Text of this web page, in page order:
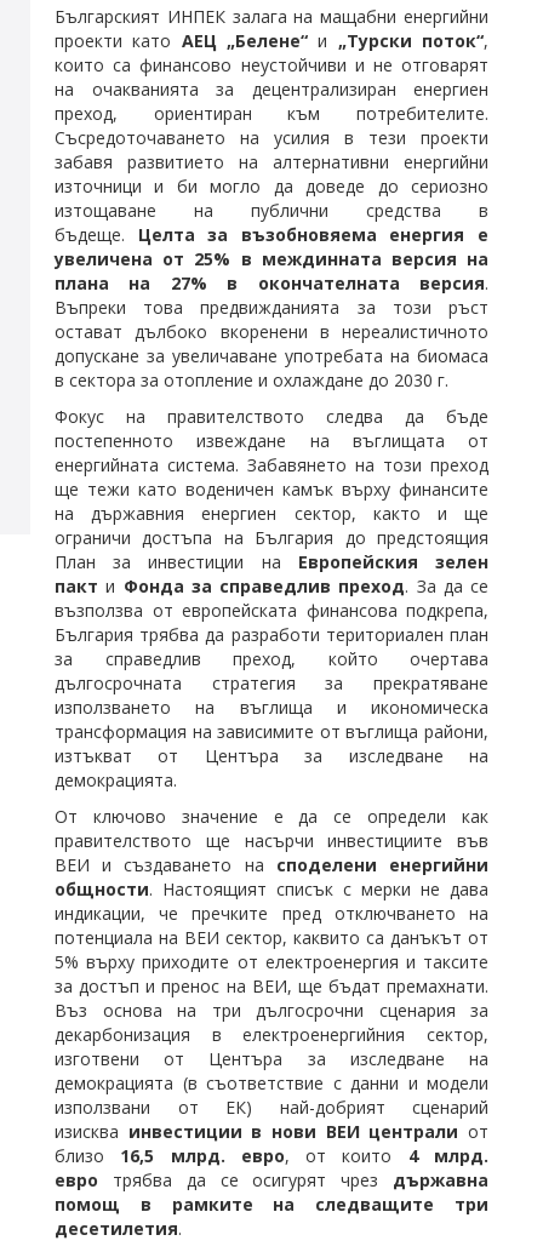
Българският ИНПЕК залага на мащабни енергийни
проекти като АЕЦ „Белене“и „Турски поток“,
които са финансово неустойчиви и не отговарят
на очакванията за децентрализиран енергиен
преход, ориентиран към потребителите.
Съсредоточаването на усилия в тези проекти
забавя развитието на алтернативни енергийни
източници и би могло да доведе до сериозно
изтощаване на публични средства в
бъдеще. Целта за възобновяема енергия е
увеличена от 25% в междинната версия на
плана на 27% в окончателната версия.
Въпреки това предвижданията за този ръст
остават дълбоко вкоренени в нереалистичното
допускане за увеличаване употребата на биомаса
в сектора за отопление и охлаждане до 2030 г.
Фокус на правителството следва да бъде
постепенното извеждане на въглищата от
енергийната система. Забавянето на този преход
ще тежи като воденичен камък върху финансите
на държавния енергиен сектор, както и ще
ограничи достъпа на България до предстоящия
План за инвестиции на Европейския зелен
пакт и Фонда за справедлив преход. За да се
възползва от европейската финансова подкрепа,
България трябва да разработи териториален план
за справедлив преход, който очертава
дългосрочната стратегия за прекратяване
използването на въглища и икономическа
трансформация на зависимите от въглища райони,
изтъкват от Центъра за изследване на
демокрацията.
От ключово значение е да се определи как
правителството ще насърчи инвестициите във
ВЕИ и създаването на споделени енергийни
общности. Настоящият списък с мерки не дава
индикации, че пречките пред отключването на
потенциала на ВЕИ сектор, каквито са данъкът от
5% върху приходите от електроенергия и таксите
за достъп и пренос на ВЕИ, ще бъдат премахнати.
Въз основа на три дългосрочни сценария за
декарбонизация в електроенергийния сектор,
изготвени от Центъра за изследване на
демокрацията (в съответствие с данни и модели
използвани от ЕК) най-добрият сценарий
изисква инвестиции в нови ВЕИ централи от
близо 16,5 млрд. евро, от които 4 млрд.
евро трябва да се осигурят чрез държавна
помощ в рамките на следващите три
десетилетия.